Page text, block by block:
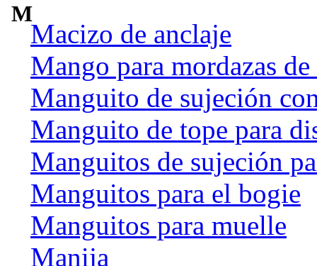
M
Macizo de anclaje
Mango para mordazas de
Manguito de sujeción
Manguito de tope para
Manguitos de sujeción
Manguitos para el bogie
Manguitos para muelle
Manija